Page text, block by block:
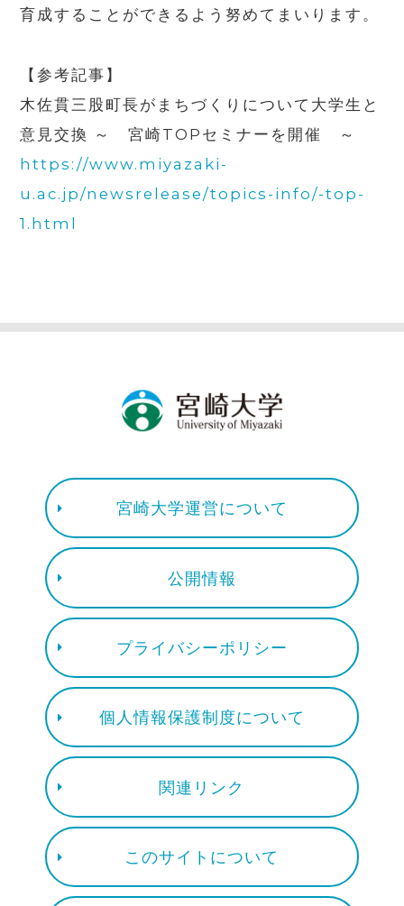
育成することができるよう努めてまいります。
【参考記事】
木佐貫三股町長がまちづくりについて大学生と
意見交換 ～ 宮崎TOPセミナーを開催 ～
https://www.miyazaki-
u.ac.jp/newsrelease/topics-info/-top-
1.html
宮崎大学運営について
公開情報
プライバシーポリシー
個人情報保護制度について
関連リンク
このサイトについて